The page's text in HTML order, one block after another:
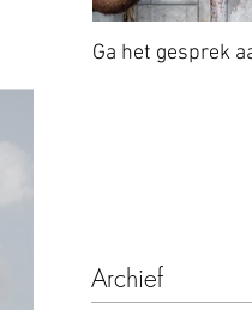
Ga het gesprek
Archief